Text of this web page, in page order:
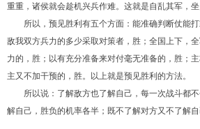
重重，诸侯就会趁机兴兵作难。这就是自乱其军，坐
所以，预见胜利有五个方面：能准确判断仗能
敌我双方兵力的多少采取对策者，胜；全国上下，
力的，胜；以有充分准备来对付毫无准备的，胜；
主又不加干预的，胜。以上就是预见胜利的方法。
所以说：了解敌方也了解自己，每一次战斗都
解自己，胜负的机率各半；既不了解对方又不了解自